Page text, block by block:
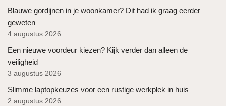
Blauwe gordijnen in je woonkamer? Dit had ik graag eerder
geweten
4 augustus 2026
Een nieuwe voordeur kiezen? Kijk verder dan alleen de
veiligheid
3 augustus 2026
Slimme laptopkeuzes voor een rustige werkplek in huis
2 augustus 2026